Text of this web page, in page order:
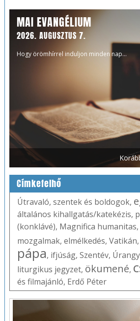
MAI EVANGÉLIUM
2026. AUGUSZTUS 7.
Hogy örömhírrel induljon minden nap...
Címkefelhő
Útravaló, szentek és boldogok,
általános kihallgatás/katekézis,
(konklávé), Magnifica humanitas,
mozgalmak, elmélkedés, Vatikán,
pápa, ifjúság, Szentév,
liturgikus jegyzet, ökumené,
és filmajánló, Erdő Péter